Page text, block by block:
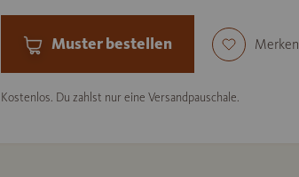
Muster bestellen Merken
Kostenlos. Du zahlst nur eine Versandpauschale.